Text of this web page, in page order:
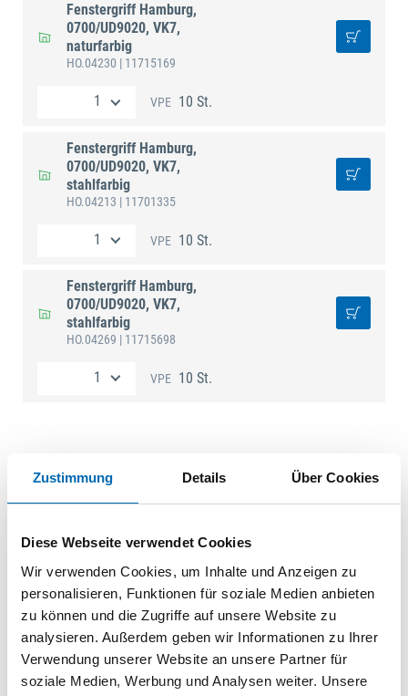
Zustimmung Details Über Cookies
Diese Webseite verwendet Cookies
Wir verwenden Cookies, um Inhalte und Anzeigen zu
personalisieren, Funktionen für soziale Medien anbieten
zu können und die Zugriffe auf unsere Website zu
analysieren. Außerdem geben wir Informationen zu Ihrer
Verwendung unserer Website an unsere Partner für
soziale Medien, Werbung und Analysen weiter. Unsere
Fenstergriff Hamburg,
0700/UD9020, VK7,
naturfarbig
HO.04230 | 11715169
VPE 10 St.
Fenstergriff Hamburg,
0700/UD9020, VK7,
stahlfarbig
HO.04213 | 11701335
VPE 10 St.
Fenstergriff Hamburg,
0700/UD9020, VK7,
stahlfarbig
HO.04269 | 11715698
VPE 10 St.
Technische Daten
Material
Aluminium
Vierkant
7 mm
Fenstertüren
Aufdruck
mit Logo
Befestigungsabst.
43 mm
Befestigungsart
verdeckt verschraubt
Befestigungstechnik
mit Stütznocken